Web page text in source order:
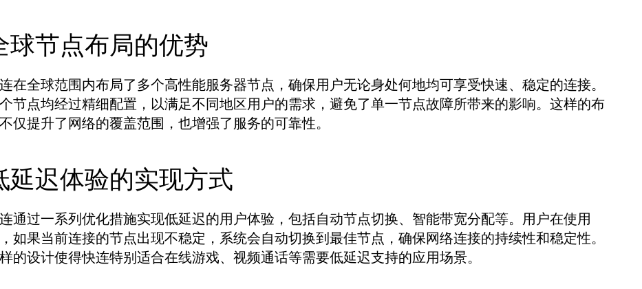
球节点布局的优势
在全球范围内布局了多个高性能服务器节点，确保用户无论身处何地均可享受快速、稳定的连接。
节点均经过精细配置，以满足不同地区用户的需求，避免了单一节点故障所带来的影响。这样的布
仅提升了网络的覆盖范围，也增强了服务的可靠性。
延迟体验的实现方式
通过一系列优化措施实现低延迟的用户体验，包括自动节点切换、智能带宽分配等。用户在使用
如果当前连接的节点出现不稳定，系统会自动切换到最佳节点，确保网络连接的持续性和稳定性。
的设计使得快连特别适合在线游戏、视频通话等需要低延迟支持的应用场景。